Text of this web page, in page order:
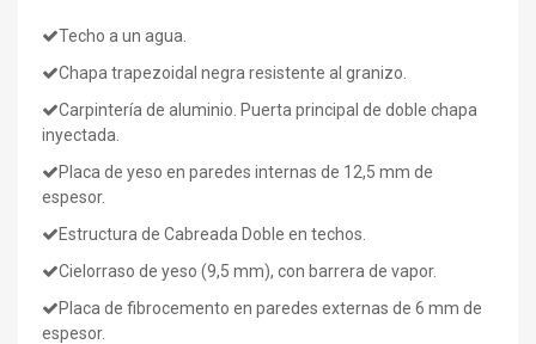
Techo a un agua.
Chapa trapezoidal negra resistente al granizo.
Carpintería de aluminio. Puerta principal de doble chapa
inyectada.
Placa de yeso en paredes internas de 12,5 mm de
espesor.
Estructura de Cabreada Doble en techos.
Cielorraso de yeso (9,5 mm), con barrera de vapor.
Placa de fibrocemento en paredes externas de 6 mm de
espesor.